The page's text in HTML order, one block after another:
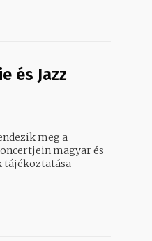
és Jazz
meg a
magyar és